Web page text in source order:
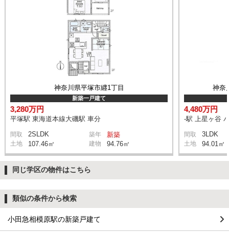
神奈川県平塚市纒1丁目
新築一戸建て
3,280万円
平塚駅 東海道本線大磯駅 車分
間取 2SLDK 築年 新築
土地 107.46㎡ 建物 94.76㎡
神奈
4,480万円
-駅 上星ヶ谷
間取 3LDK
土地 94.01㎡
同じ学区の物件はこちら
類似の条件から検索
小田急相模原駅の新築戸建て